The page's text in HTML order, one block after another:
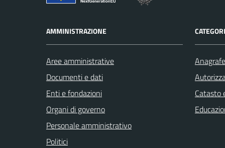
AMMINISTRAZIONE
Aree amministrative
Documenti e dati
Enti e fondazioni
Organi di governo
Personale amministrativo
Politici
Catasto